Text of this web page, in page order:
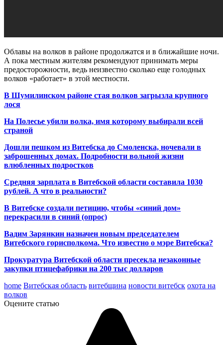
Облавы на волков в районе продолжатся и в ближайшие ночи.
А пока местным жителям рекомендуют принимать меры
предосторожности, ведь неизвестно сколько еще голодных
волков «работает» в этой местности.
В Шумилинском районе стая волков загрызла крупного
лося
На Полесье убили волка, имя которому выбирали всей
страной
Дошли пешком из Витебска до Смоленска, ночевали в
заброшенных домах. Подробности вольной жизни
влюбленных подростков
Средняя зарплата в Витебской области составила 1030
рублей. А что в реальности?
В Витебске создали петицию, чтобы «синий дом»
перекрасили в синий (опрос)
Вадим Зарянкин назначен новым председателем
Витебского горисполкома. Что известно о мэре Витебска?
Прокуратура Витебской области пресекла незаконные
закупки птицефабрики на 200 тыс долларов
home Витебская область витебщина новости витебск охота на
волков
Оцените статью